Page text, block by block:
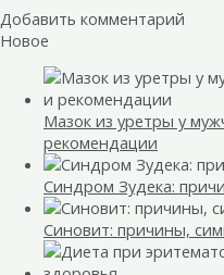
Добавить комментарий
Новое
Мазок из уретры у
рекомендации
Синдром Зудека:
Синовит: причины,